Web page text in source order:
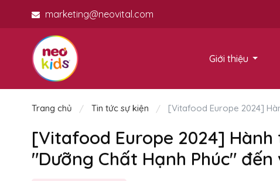
marketing@neovital.com
Giới thiệu
Trang chủ Tin tức sự kiện [Vitafood Europe 2024]
[Vitafood Europe 2024]
"Dưỡng Chất Hạnh Phúc"